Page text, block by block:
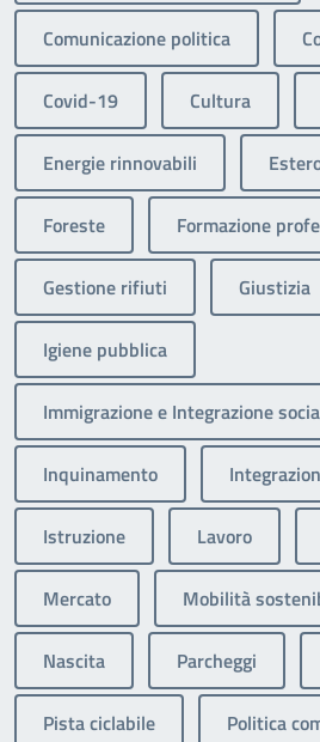
Comunicazione politica
Covid-19 Cultura
Energie rinnovabili
Foreste Formazione
Gestione rifiuti Giustizia
Igiene pubblica
Immigrazione e Integrazione
Inquinamento
Istruzione Lavoro
Mercato Mobilità
Nascita Parcheggi
Pista ciclabile Politica